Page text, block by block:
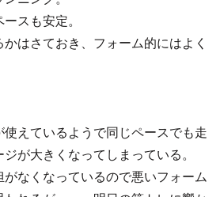
スも安定。
はさておき、フォーム的にはよく
えているようで同じペースでも走
が大きくなってしまっている。
なくなっているので悪いフォーム